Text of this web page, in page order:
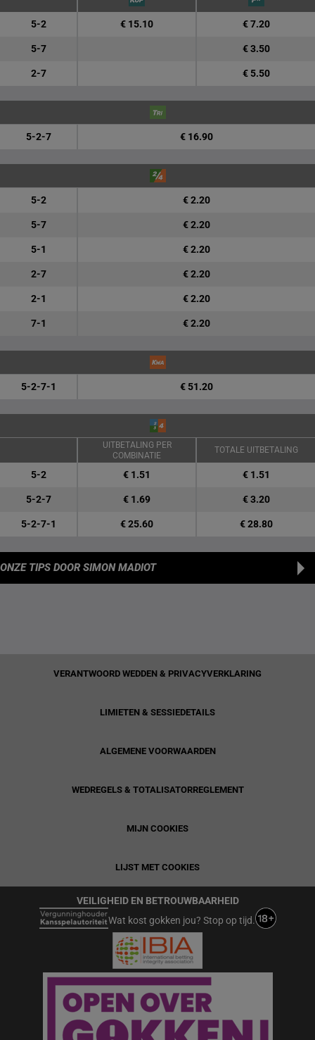
5-2 € 15.10 € 7.20
5-7 € 3.50
2-7 € 5.50
5-2-7 € 16.90
5-2 € 2.20
5-7 € 2.20
5-1 € 2.20
2-7 € 2.20
2-1 € 2.20
7-1 € 2.20
5-2-7-1 € 51.20
UITBETALING PER
COMBINATIE
TOTALE UITBETALING
5-2 € 1.51 € 1.51
5-2-7 € 1.69 € 3.20
5-2-7-1 € 25.60 € 28.80
ONZE TIPS DOOR SIMON MADIOT
VERANTWOORD WEDDEN & PRIVACYVERKLARING
LIMIETEN & SESSIEDETAILS
ALGEMENE VOORWAARDEN
WEDREGELS & TOTALISATORREGLEMENT
MIJN COOKIES
LIJST MET COOKIES
VEILIGHEID EN BETROUWBAARHEID
Wat kost gokken jou? Stop op tijd.